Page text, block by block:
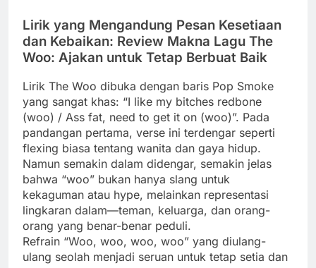
Lirik yang Mengandung Pesan Kesetiaan
dan Kebaikan: Review Makna Lagu The
Woo: Ajakan untuk Tetap Berbuat Baik
Lirik The Woo dibuka dengan baris Pop Smoke
yang sangat khas: “I like my bitches redbone
(woo) / Ass fat, need to get it on (woo)”. Pada
pandangan pertama, verse ini terdengar seperti
flexing biasa tentang wanita dan gaya hidup.
Namun semakin dalam didengar, semakin jelas
bahwa “woo” bukan hanya slang untuk
kekaguman atau hype, melainkan representasi
lingkaran dalam—teman, keluarga, dan orang-
orang yang benar-benar peduli.
Refrain “Woo, woo, woo, woo” yang diulang-
ulang seolah menjadi seruan untuk tetap setia dan